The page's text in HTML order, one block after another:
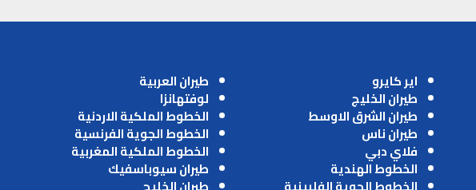
اير كايرو
طيران الخليج
طيران الشرق الاوسط
طيران ناس
فلاي دبي
الخطوط الهندية
طيران العربية
لوفتهانزا
الخطوط الملكية الاردنية
الخطوط الجوية الفرنسية
الخطوط الملكية المغربية
طيران سيوباسفيك